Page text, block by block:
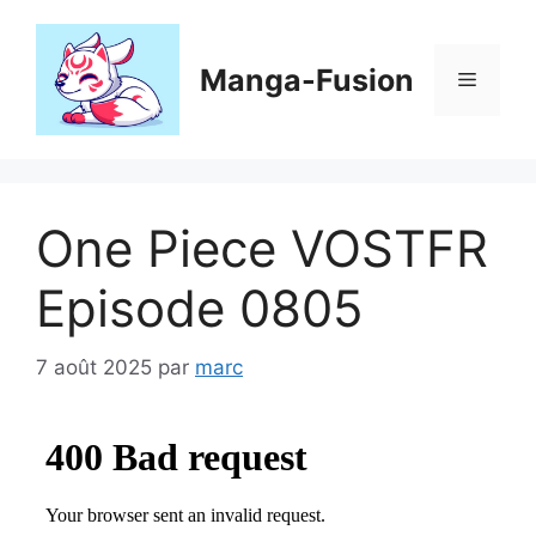
contenu
Manga-Fusion Menu
One Piece VOSTFR
Episode 0805
7 août 2025 par marc